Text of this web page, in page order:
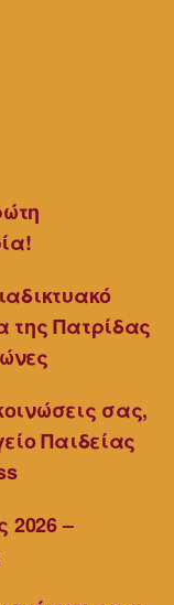
της Πατρίδας
σας,
Παιδείας
2026 –